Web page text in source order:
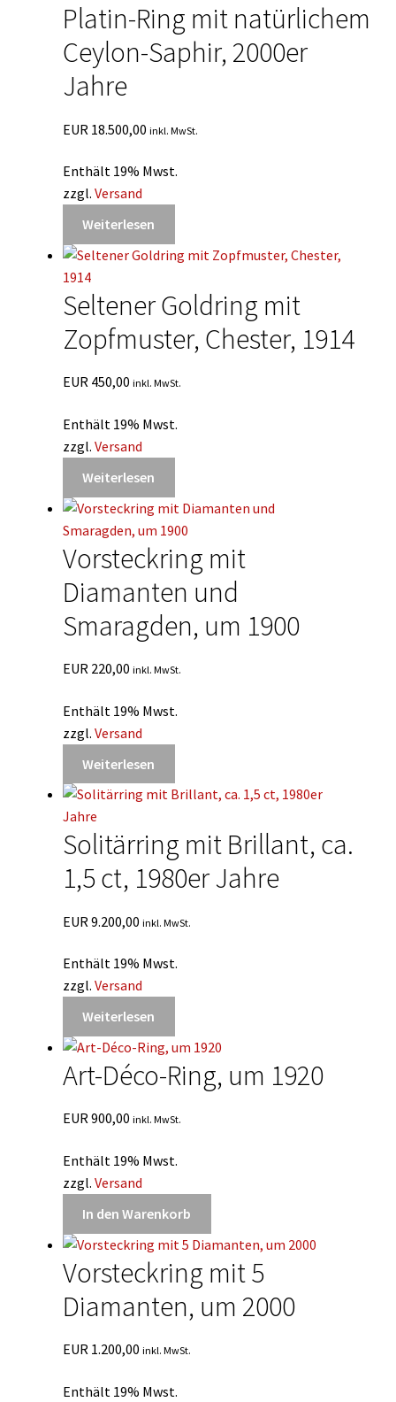
Platin-Ring mit natürlichem
Ceylon-Saphir, 2000er
Jahre
EUR 18.500,00 inkl. MwSt.
Enthält 19% Mwst.
zzgl. Versand
Weiterlesen
Seltener Goldring mit
Zopfmuster, Chester, 1914
EUR450,00 inkl. MwSt.
Enthält 19% Mwst.
zzgl. Versand
Weiterlesen
Vorsteckring mit
Diamanten und
Smaragden, um 1900
EUR220,00 inkl. MwSt.
Enthält 19% Mwst.
zzgl. Versand
Weiterlesen
Solitärring mit Brillant, ca.
1,5 ct, 1980er Jahre
EUR 9.200,00 inkl. MwSt.
Enthält 19% Mwst.
zzgl. Versand
Weiterlesen
Art-Déco-Ring, um 1920
EUR900,00 inkl. MwSt.
Enthält 19% Mwst.
zzgl. Versand
In den Warenkorb
Vorsteckring mit 5
Diamanten, um 2000
EUR1.200,00 inkl. MwSt.
Enthält 19% Mwst.